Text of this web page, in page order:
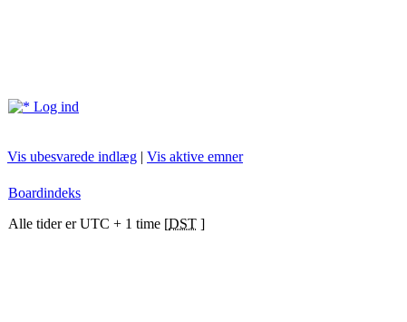
Log ind
Vis ubesvarede indlæg | Vis aktive emner
Boardindeks
Alle tider er UTC + 1 time [DST ]